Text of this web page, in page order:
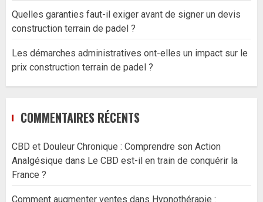
Quelles garanties faut-il exiger avant de signer un devis
construction terrain de padel ?
Les démarches administratives ont-elles un impact sur le
prix construction terrain de padel ?
COMMENTAIRES RÉCENTS
CBD et Douleur Chronique : Comprendre son Action
Analgésique dans Le CBD est-il en train de conquérir la
France ?
Comment augmenter ventes dans Hypnothérapie :